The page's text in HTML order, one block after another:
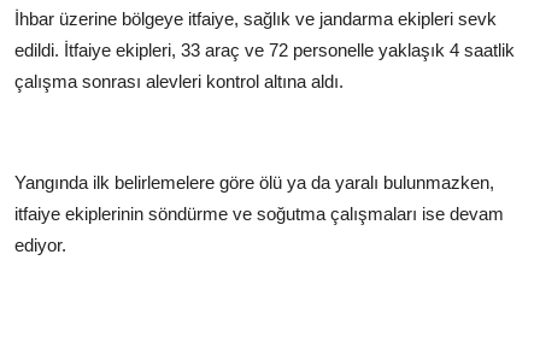
İhbar üzerine bölgeye itfaiye, sağlık ve jandarma ekipleri sevk
edildi. İtfaiye ekipleri, 33 araç ve 72 personelle yaklaşık 4 saatlik
çalışma sonrası alevleri kontrol altına aldı.
Yangında ilk belirlemelere göre ölü ya da yaralı bulunmazken,
itfaiye ekiplerinin söndürme ve soğutma çalışmaları ise devam
ediyor.